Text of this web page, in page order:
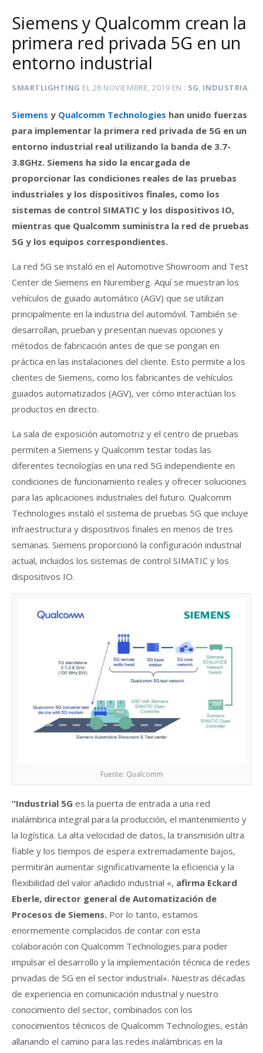
Siemens y Qualcomm crean la
primera red privada 5G en un
entorno industrial
SMARTLIGHTING EL 28 NOVIEMBRE, 2019 EN 5G, INDUSTRIA
Siemens y Qualcomm Technologies han unido fuerzas
para implementar la primera red privada de 5G en un
entorno industrial real utilizando la banda de 3.7-
3.8GHz. Siemens ha sido la encargada de
proporcionar las condiciones reales de las pruebas
industriales y los dispositivos finales, como los
sistemas de control SIMATIC y los dispositivos IO,
mientras que Qualcomm suministra la red de pruebas
5G y los equipos correspondientes.
La red 5G se instaló en el Automotive Showroom and Test
Center de Siemens en Nuremberg. Aquí se muestran los
vehículos de guiado automático (AGV) que se utilizan
principalmente en la industria del automóvil. También se
desarrollan, prueban y presentan nuevas opciones y
métodos de fabricación antes de que se pongan en
práctica en las instalaciones del cliente. Esto permite a los
clientes de Siemens, como los fabricantes de vehículos
guiados automatizados (AGV), ver cómo interactúan los
productos en directo.
La sala de exposición automotriz y el centro de pruebas
permiten a Siemens y Qualcomm testar todas las
diferentes tecnologías en una red 5G independiente en
condiciones de funcionamiento reales y ofrecer soluciones
para las aplicaciones industriales del futuro. Qualcomm
Technologies instaló el sistema de pruebas 5G que incluye
infraestructura y dispositivos finales en menos de tres
semanas. Siemens proporcionó la configuración industrial
actual, incluidos los sistemas de control SIMATIC y los
dispositivos IO.
Fuente: Qualcomm
“Industrial 5G es la puerta de entrada a una red
inalámbrica integral para la producción, el mantenimiento y
la logística. La alta velocidad de datos, la transmisión ultra
fiable y los tiempos de espera extremadamente bajos,
permitirán aumentar significativamente la eficiencia y la
flexibilidad del valor añadido industrial «, afirma Eckard
Eberle, director general de Automatización de
Procesos de Siemens. Por lo tanto, estamos
enormemente complacidos de contar con esta
colaboración con Qualcomm Technologies para poder
impulsar el desarrollo y la implementación técnica de redes
privadas de 5G en el sector industrial». Nuestras décadas
de experiencia en comunicación industrial y nuestro
conocimiento del sector, combinados con los
conocimientos técnicos de Qualcomm Technologies, están
allanando el camino para las redes inalámbricas en la